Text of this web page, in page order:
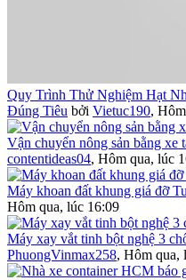
Quy Trình Thử Nghiệm Hạt
Đúng Tiêu bởi Vietuc190,
Vận chuyển nông sản bằng xe
contentideas04, Hôm qua, lúc
Máy khoan đất khung giá đỡ
Hôm qua, lúc 16:09
Máy xay vắt tinh bột nghệ 3
PhuongVinmax258, Hôm qua,